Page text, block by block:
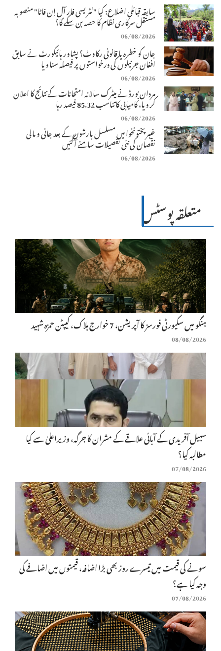
سابقہ قبائلی اضلاع: کیا "لٹریسی فار آل اِن فاٹا" منصوبہ
مستقل سرکاری نظام کا حصہ بن سکے گا؟
06/08/2026
جان کو خطرہ یا قانونی رکاوٹ؟ پشاور ہائیکورٹ نے سابق
افغان جرنیلوں کی درخواستوں پر فیصلہ سنا دیا
06/08/2026
مردان بورڈ نے میٹرک سالانہ امتحانات کے نتائج کا اعلان
کر دیا، کامیابی کا تناسب 85.32 فیصد رہا
06/08/2026
خیبرپختونخوا میں مسلسل بارشوں کے بعد جانی و مالی
نقصان کی نئی تفصیلات سامنے آگئیں
06/08/2026
متعلقہ پوسٹس
ہنگو میں سکیورٹی فورسز کا آپریشن، 7 خوارج ہلاک، کیپٹن حمزہ شہید
08/08/2026
سہیل آفریدی کے آبائی علاقے کے مشران کا جرگہ، وزیراعلیٰ سے کیا
مطالبہ کیا؟
07/08/2026
سونے کی قیمت میں تیسرے روز بھی بڑا اضافہ، قیمتوں میں اضافے کی
وجہ کیا ہے؟
07/08/2026